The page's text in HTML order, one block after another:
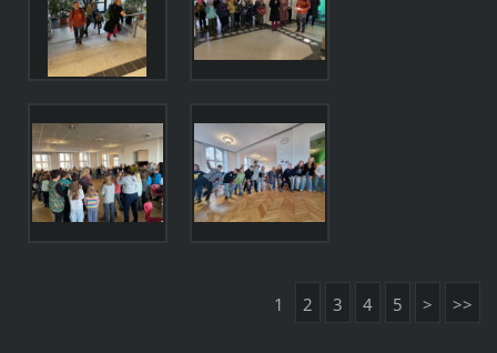
1 2 3 4 5 > >>